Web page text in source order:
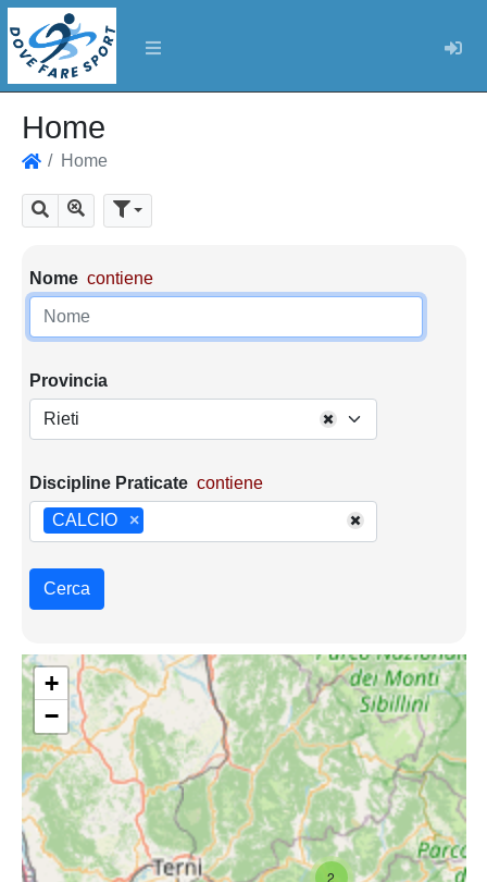
Home
Home
Cerca Mostra tutti i risultati
Parametri di ricerca
Nome contiene
Provincia
Rieti
Discipline Praticate contiene
×
CALCIO
Cerca
2
+
−